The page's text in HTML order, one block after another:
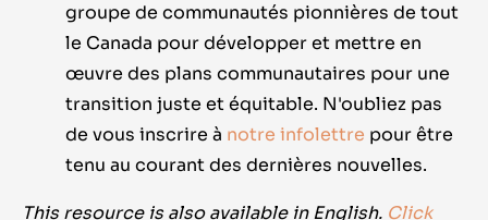
groupe de communautés pionnières de tout
le Canada pour développer et mettre en
œuvre des plans communautaires pour une
transition juste et équitable. N'oubliez pas
de vous inscrire à notre infolettre pour être
tenu au courant des dernières nouvelles.
This resource is also available in English. Click